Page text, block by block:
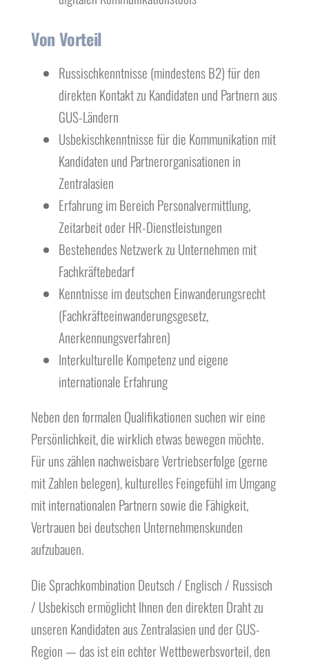
Von Vorteil
Russischkenntnisse (mindestens B2) für den
direkten Kontakt zu Kandidaten und Partnern aus
GUS-Ländern
Usbekischkenntnisse für die Kommunikation mit
Kandidaten und Partnerorganisationen in
Zentralasien
Erfahrung im Bereich Personalvermittlung,
Zeitarbeit oder HR-Dienstleistungen
Bestehendes Netzwerk zu Unternehmen mit
Fachkräftebedarf
Kenntnisse im deutschen Einwanderungsrecht
(Fachkräfteeinwanderungsgesetz,
Anerkennungsverfahren)
Interkulturelle Kompetenz und eigene
internationale Erfahrung
Neben den formalen Qualifikationen suchen wir eine
Persönlichkeit, die wirklich etwas bewegen möchte.
Für uns zählen nachweisbare Vertriebserfolge (gerne
mit Zahlen belegen), kulturelles Feingefühl im Umgang
mit internationalen Partnern sowie die Fähigkeit,
Vertrauen bei deutschen Unternehmenskunden
aufzubauen.
Die Sprachkombination Deutsch / Englisch / Russisch
/ Usbekisch ermöglicht Ihnen den direkten Draht zu
unseren Kandidaten aus Zentralasien und der GUS-
Region — das ist ein echter Wettbewerbsvorteil, den